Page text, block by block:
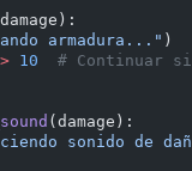
armadura..." )
> 10
# Continuar
(damage):
sonido de